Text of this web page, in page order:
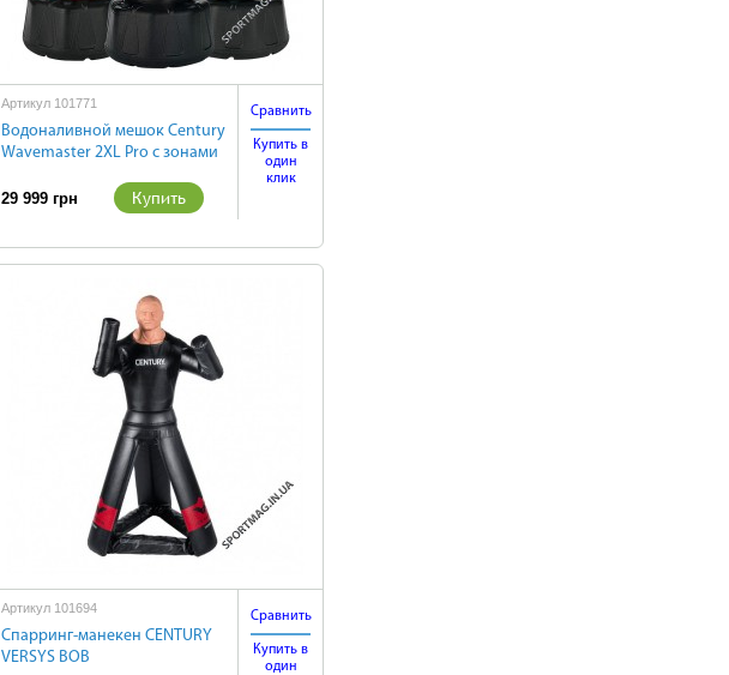
Артикул 101771
Водоналивной мешок Century
Wavemaster 2XL Pro с зонами
29 999 грн Купить
Сравнить
Купить в
один
клик
Артикул 101694
Спарринг-манекен CENTURY
VERSYS BOB
Сравнить
Купить в
один